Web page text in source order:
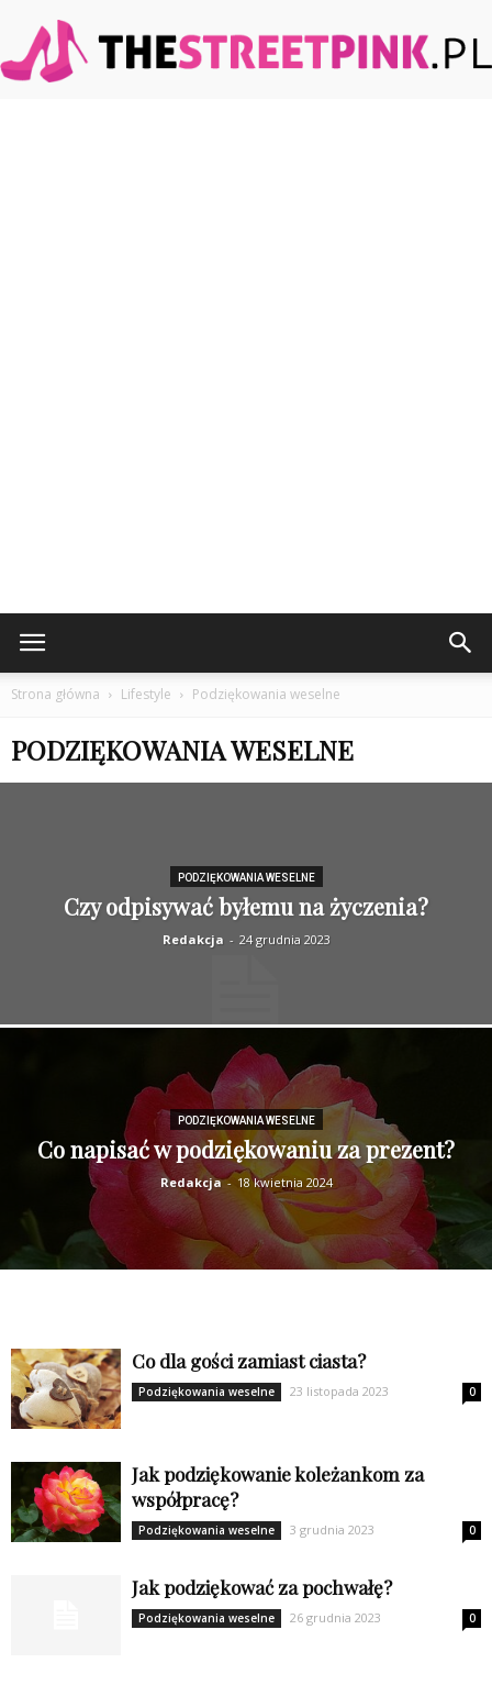
Strona główna Lifestyle Podziękowania weselne
PODZIĘKOWANIA WESELNE
PODZIĘKOWANIA WESELNE
Czy odpisywać byłemu na życzenia?
Redakcja - 24 grudnia 2023
PODZIĘKOWANIA WESELNE
Co napisać w podziękowaniu za prezent?
Redakcja - 18 kwietnia 2024
Co dla gości zamiast ciasta?
Podziękowania weselne 23 listopada 2023 0
Jak podziękowanie koleżankom za
współpracę?
Podziękowania weselne 3 grudnia 2023 0
Jak podziękować za pochwałę?
Podziękowania weselne 26 grudnia 2023 0